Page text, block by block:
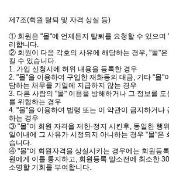
제7조(회원 탈퇴 및 자격 상실 등)
① 회원은 "몰"에 언제든지 탈퇴를 요청할 수 있으며
리합니다.
② 회원이 다음 각호의 사유에 해당하는 경우, "몰"은
킬 수 있습니다.
1. 가입 신청시에 허위 내용을 등록한 경우
2. "몰"을 이용하여 구입한 재화등의 대금, 기타 "몰"
담하는 채무를 기일에 지급하지 않는 경우
3. 다른 사람의 "몰" 이용을 방해하거나 그 정보를
를 위협하는 경우
4. "몰"을 이용하여 법령 또는 이 약관이 금지하거나
하는 경우
③ "몰"이 회원 자격을 제한·정지 시킨후, 동일한 행
일이내에 그 사유가 시정되지 아니하는 경우 "몰"은
습니다.
④ "몰"이 회원자격을 상실시키는 경우에는 회원등
원에게 이를 통지하고, 회원등록 말소전에 최소한
소명할 기회를 부여합니다.